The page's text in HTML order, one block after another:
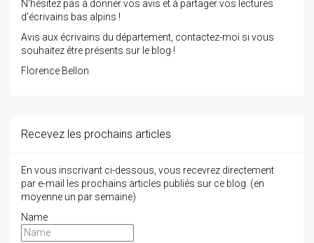
N'hésitez pas à donner vos avis et à partager vos lectures
d'écrivains bas alpins !
Avis aux écrivains du département, contactez-moi si vous
souhaitez être présents sur le blog !
Florence Bellon
Recevez les prochains articles
En vous inscrivant ci-dessous, vous recevrez directement
par e-mail les prochains articles publiés sur ce blog. (en
moyenne un par semaine)
Name